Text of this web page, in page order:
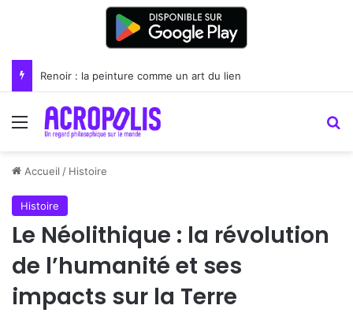
Renoir : la peinture comme un art du lien
Menu
Accueil / Histoire
Histoire
Le Néolithique : la révolution
de l’humanité et ses
impacts sur la Terre